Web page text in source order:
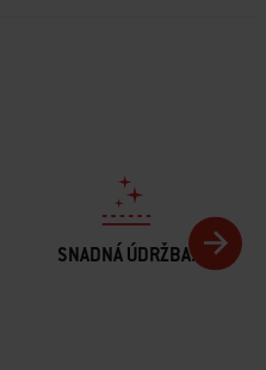
SNADNÁ ÚDRŽBA.